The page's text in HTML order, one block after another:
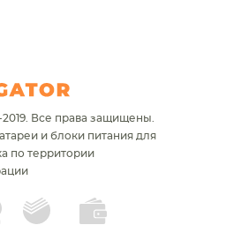
Все права защищены.
и блоки питания для
по территории